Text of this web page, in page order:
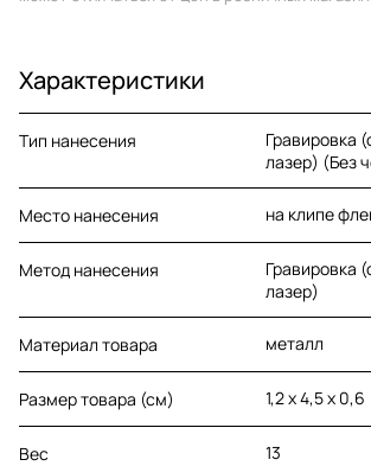
Характеристики
Тип нанесения
Гравировка
лазер) (Без
Место нанесения на клипе
Метод нанесения
Гравировка
лазер)
Материал товара металл
Размер товара (см) 1,2 х 4,5 х 0,6
Вес 13